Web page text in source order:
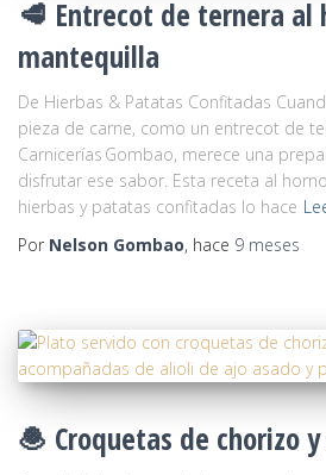
🥩 Entrecot de ternera al
mantequilla
De Hierbas & Patatas Confitadas
pieza de carne, como un entrecot de
Carnicerías Gombao, merece una
disfrutar ese sabor. Esta receta al
hierbas y patatas confitadas lo hace
Por Nelson Gombao, hace 9 meses
🧆 Croquetas de chorizo